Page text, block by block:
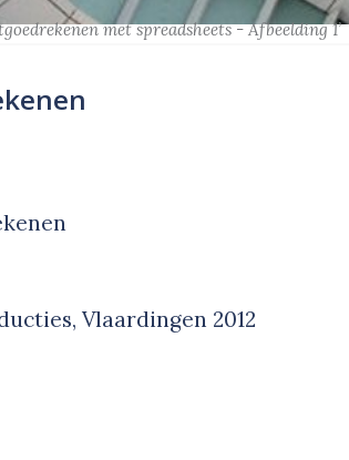
met spreadsheets - Afbeelding 1’
Vlaardingen 2012